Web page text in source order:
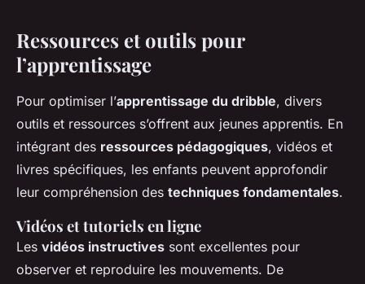
Ressources et outils pour
l’apprentissage
Pour optimiser l’apprentissage du dribble, divers
outils et ressources s’offrent aux jeunes apprentis. En
intégrant des ressources pédagogiques, vidéos et
livres spécifiques, les enfants peuvent approfondir
leur compréhension des techniques fondamentales.
Vidéos et tutoriels en ligne
Les vidéos instructives sont excellentes pour
observer et reproduire les mouvements. De